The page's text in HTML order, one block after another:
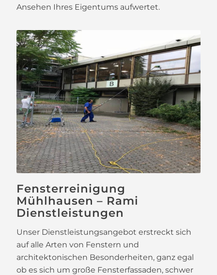
Ansehen Ihres Eigentums aufwertet.
Fensterreinigung
Mühlhausen – Rami
Dienstleistungen
Unser Dienstleistungsangebot erstreckt sich
auf alle Arten von Fenstern und
architektonischen Besonderheiten, ganz egal
ob es sich um große Fensterfassaden, schwer